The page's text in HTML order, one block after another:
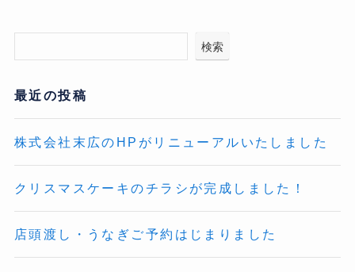
検索
最近の投稿
株式会社末広のHPがリニューアルいたしました
クリスマスケーキのチラシが完成しました！
店頭渡し・うなぎご予約はじまりました